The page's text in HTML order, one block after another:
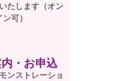
たします（オン
可）
・お申込
ンストレーショ